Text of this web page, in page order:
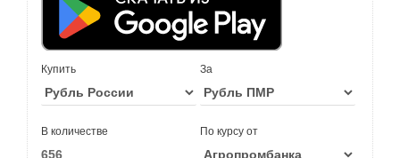
Купить За
В количестве По курсу от